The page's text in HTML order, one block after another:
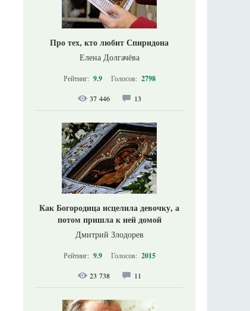
Про тех, кто любит Спиридона
Елена Долгачёва
Рейтинг: 9.9 Голосов: 2798
37 446 13
Как Богородица исцелила девочку, а
потом пришла к ней домой
Дмитрий Злодорев
Рейтинг: 9.9 Голосов: 2015
23 738 11